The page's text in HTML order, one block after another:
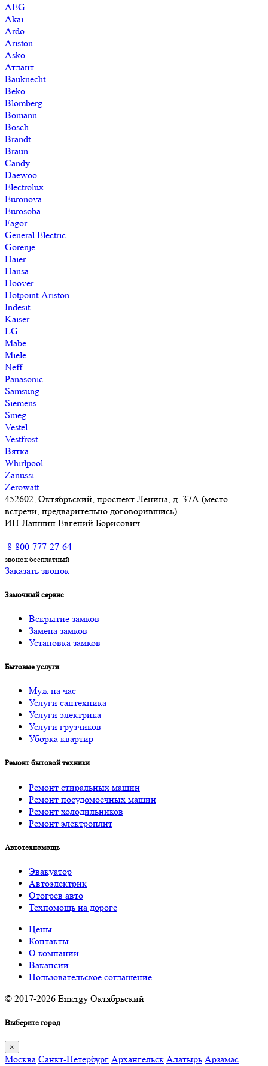
AEG
Akai
Ardo
Ariston
Asko
Атлант
Bauknecht
Beko
Blomberg
Bomann
Bosch
Brandt
Braun
Candy
Daewoo
Electrolux
Euronova
Eurosoba
Fagor
General Electric
Gorenje
Haier
Hansa
Hoover
Hotpoint-Ariston
Indesit
Kaiser
LG
Mabe
Miele
Neff
Panasonic
Samsung
Siemens
Smeg
Vestel
Vestfrost
Вятка
Whirlpool
Zanussi
Zerowatt
452602, Октябрьский, проспект Ленина, д. 37А (место
встречи, предварительно договорившись)
ИП Лапшин Евгений Борисович
8-800-777-27-64
звонок бесплатный
Заказать звонок
Замочный сервис
Вскрытие замков
Замена замков
Установка замков
Бытовые услуги
Муж на час
Услуги cантехника
Услуги электрика
Услуги грузчиков
Уборка квартир
Ремонт бытовой техники
Ремонт стиральных машин
Ремонт посудомоечных машин
Ремонт холодильников
Ремонт электроплит
Автотехпомощь
Эвакуатор
Автоэлектрик
Отогрев авто
Техпомощь на дороге
Цены
Контакты
О компании
Вакансии
Пользовательское соглашение
© 2017-2026 Emergy Октябрьский
Выберите город
×
Москва Санкт-Петербург Архангельск Алатырь Арзамас